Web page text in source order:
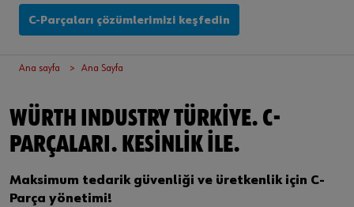
Oturum aç
Online müşteri olmak ister misiniz?
Mağazanın tüm işlevlerini kullanmak için üç basit adımda
kaydolun
Sadece işletme müşterilerine satış
Tehlikeli Madde Yönetimi
Hizmet
Montaj
Küçük elektrik parçaları
Etkinlikler
Bülten
Bilgi Güvenliği Politikası
C-Parçaları çözümlerimizi keşfedin
Ana sayfa Ana Sayfa
WÜRTH INDUSTRY TÜRKIYE. C-
PARÇALARI. KESINLIK ILE.
Maksimum tedarik güvenliği ve üretkenlik için C-
Parça yönetimi!